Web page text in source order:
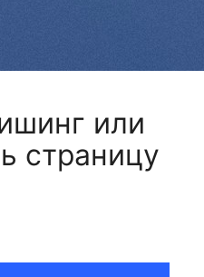
или
страницу